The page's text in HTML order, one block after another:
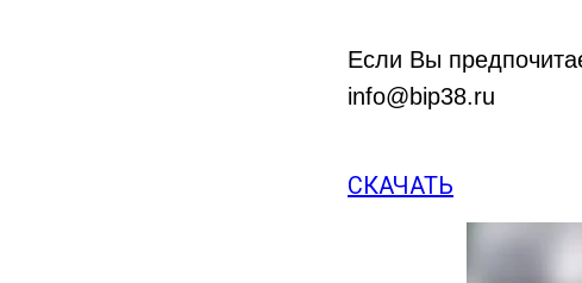
Если Вы
info@bip38.ru
СКАЧАТЬ